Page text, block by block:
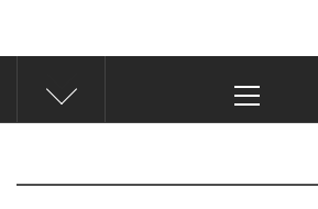
principal